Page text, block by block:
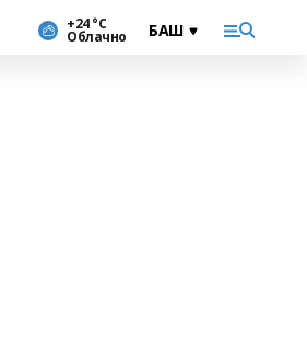
+24 °С
Облачно